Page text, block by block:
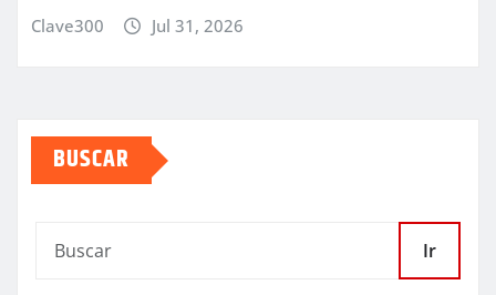
Clave300 Jul 31, 2026
BUSCAR
Ir